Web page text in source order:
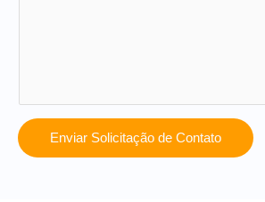
Enviar Solicitação de Contato